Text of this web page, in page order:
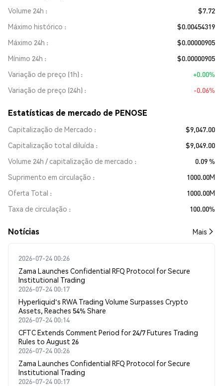
Volume 24h
$7.72
Máximo histórico
$0.00454319
Máximo 24h
$0.00000905
Mínimo 24h
$0.00000905
Variação de preço (1h)
+0.00%
Variação de preço (24h)
-0.06%
Estatísticas de mercado de PENOSE
Capitalização de Mercado
$9,047.00
Capitalização total diluída
$9,049.00
Volume 24h / capitalização de mercado
0.09 %
Suprimento em circulação
1000.00M
Oferta Total
1000.00M
Taxa de circulação
100.00%
​​Notícias​​ Mais
2026-07-24 00:26
Zama Launches Confidential RFQ Protocol for Secure
Institutional Trading
2026-07-24 00:17
Hyperliquid's RWA Trading Volume Surpasses Crypto
Assets, Reaches 54% Share
2026-07-24 00:14
CFTC Extends Comment Period for 24/7 Futures Trading
Rules to August 26
2026-07-24 00:26
Zama Launches Confidential RFQ Protocol for Secure
Institutional Trading
2026-07-24 00:17